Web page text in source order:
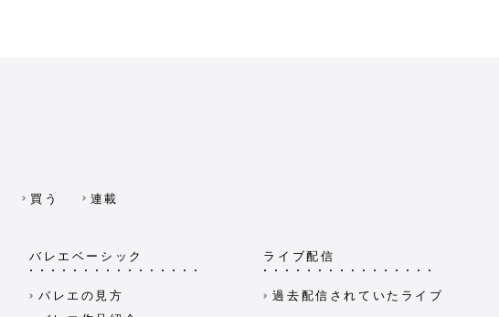
買う 連載
バレエベーシック
バレエの見方
ライブ配信
過去配信されていたライブ